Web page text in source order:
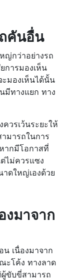
คันอื่น
ญ่กว่าอย่างรถ
การมองเห็น
มองเห็นได้นั้น
มีทางแยก ทาง
วรเว้นระยะให้
มารถในการ
ากมีโอกาสที่
ไม่ควรแซง
ดใหญ่เองด้วย
งมาจาก
เนื่องมาจาก
ะโค้ง ทางลาด
ขับขี่สามารถ